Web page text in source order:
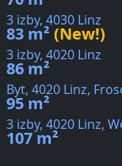
3 izby, 4030 Linz
83 m² (New!)
3 izby, 4020 Linz
86 m²
Byt, 4020 Linz,
95 m²
3 izby, 4020 Linz,
107 m²